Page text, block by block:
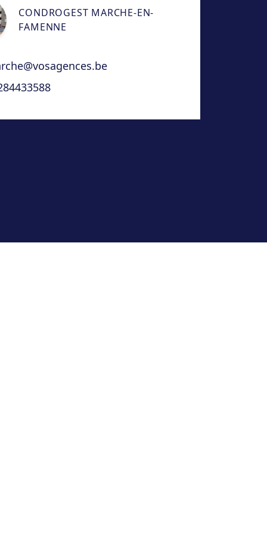
CONDROGEST MARCHE-EN-
FAMENNE